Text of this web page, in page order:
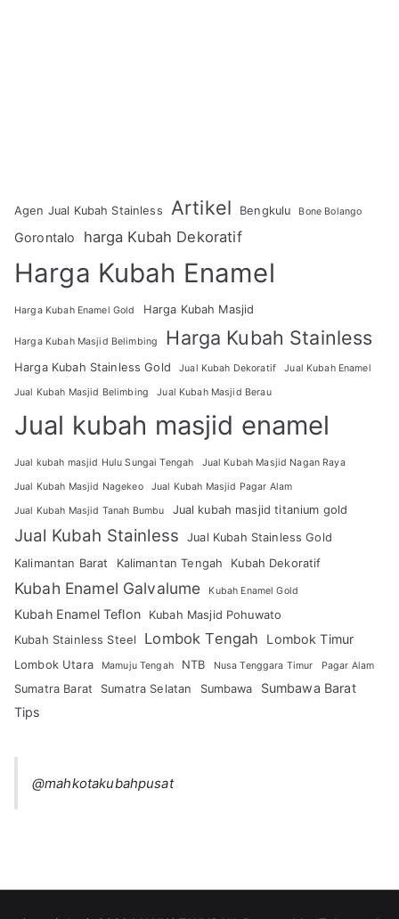
Agen Jual Kubah Stainless Artikel Bengkulu Bone Bolango
Gorontalo harga Kubah Dekoratif
Harga Kubah Enamel
Harga Kubah Enamel Gold Harga Kubah Masjid
Harga Kubah Masjid Belimbing Harga Kubah Stainless
Harga Kubah Stainless Gold Jual Kubah Dekoratif Jual Kubah Enamel
Jual Kubah Masjid Belimbing Jual Kubah Masjid Berau
Jual kubah masjid enamel
Jual kubah masjid Hulu Sungai Tengah Jual Kubah Masjid Nagan Raya
Jual Kubah Masjid Nagekeo Jual Kubah Masjid Pagar Alam
Jual Kubah Masjid Tanah Bumbu Jual kubah masjid titanium gold
Jual Kubah Stainless
Jual Kubah Stainless Gold
Kalimantan Barat
Kalimantan Tengah Kubah Dekoratif
Kubah Enamel Galvalume Kubah Enamel Gold
Kubah Enamel Teflon
Kubah Masjid Pohuwato
Kubah Stainless Steel
Lombok Tengah Lombok Timur
Lombok Utara Mamuju Tengah NTB Nusa Tenggara Timur Pagar Alam
Sumatra Barat Sumatra Selatan Sumbawa
Sumbawa Barat
Tips
@mahkotakubahpusat